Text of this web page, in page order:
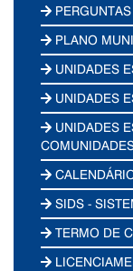
PLANO
UNIDADES
UNIDADES
UNIDADES
SIDS -
TERMO DE